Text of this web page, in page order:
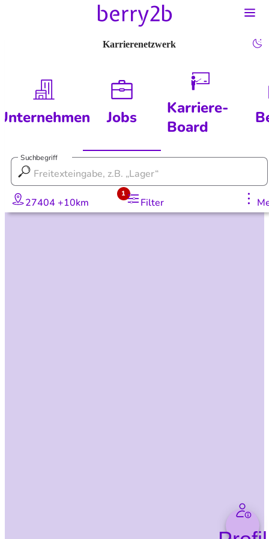
Karrierenetzwerk
Jobs
Karriere-
Board
Suchbegriff
27404 +10km Filter
1